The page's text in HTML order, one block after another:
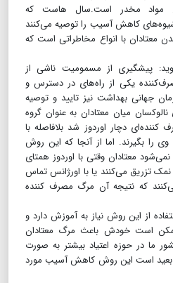
مواد مخدر است.سال هاست که
شیوه‌های کاهش آسیب را توصیه می‌کنند
معتادان با انواع مخاطراتی است که
پیشگیری از مسمومیت ناشی از
یکی از راه‌های در دسترس و
جهانی بهداشت نیز تایید و توصیه
میان معتادان به عنوان گروه
دچار اوردوز شد بلافاصله با
را بگیرند. اما از آنجا که این روش
معتادان وقتی با اوردوز همتای
تزریق می‌کنند یا با اورژانس تماس
که نتیجه آن مرگ مصرف کننده
از این روش نیاز به آموزش دارد و
است خودش باعث مرگ معتادان
ما در حوزه اعتیاد بیشتر به صورت
بعید است این روش کاهش آسیب مورد